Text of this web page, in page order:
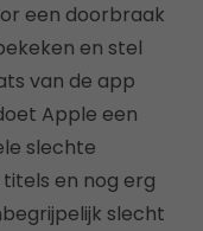
een doorbraak
en stel
van de app
Apple een
slechte
en nog erg
slecht